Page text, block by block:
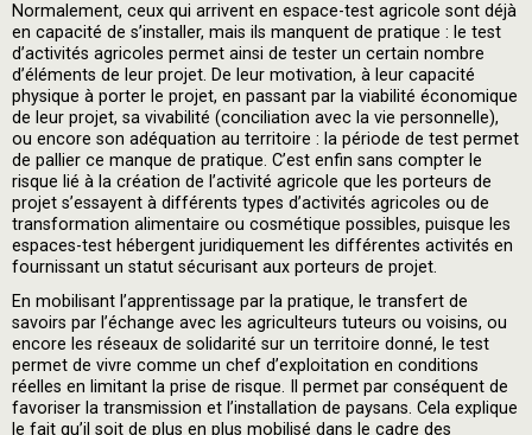
Normalement, ceux qui arrivent en espace-test agricole sont déjà
en capacité de s’installer, mais ils manquent de pratique : le test
d’activités agricoles permet ainsi de tester un certain nombre
d’éléments de leur projet. De leur motivation, à leur capacité
physique à porter le projet, en passant par la viabilité économique
de leur projet, sa vivabilité (conciliation avec la vie personnelle),
ou encore son adéquation au territoire : la période de test permet
de pallier ce manque de pratique. C’est enfin sans compter le
risque lié à la création de l’activité agricole que les porteurs de
projet s’essayent à différents types d’activités agricoles ou de
transformation alimentaire ou cosmétique possibles, puisque les
espaces-test hébergent juridiquement les différentes activités en
fournissant un statut sécurisant aux porteurs de projet.
En mobilisant l’apprentissage par la pratique, le transfert de
savoirs par l’échange avec les agriculteurs tuteurs ou voisins, ou
encore les réseaux de solidarité sur un territoire donné, le test
permet de vivre comme un chef d’exploitation en conditions
réelles en limitant la prise de risque. Il permet par conséquent de
favoriser la transmission et l’installation de paysans. Cela explique
le fait qu’il soit de plus en plus mobilisé dans le cadre des